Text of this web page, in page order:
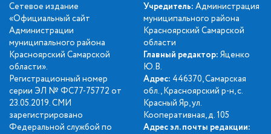
Сетевое издание
«Официальный сайт
Администрации
муниципального района
Красноярский Самарской
области».
Регистрационный номер
серии ЭЛ № ФС77-75772 от
23.05.2019. СМИ
зарегистрировано
Федеральной службой по
Учредитель: Администрация
муниципального района
Красноярский Самарской
области
Главный редактор: Яценко
Ю.В.
Адрес: 446370, Самарская
обл., Красноярский р-н, с.
Красный Яр, ул.
Кооперативная, д. 105
Адрес эл. почты редакции: